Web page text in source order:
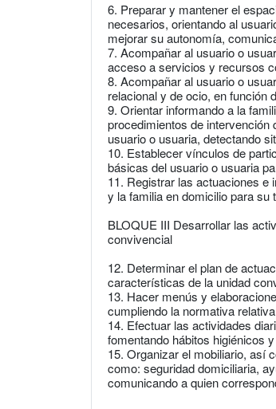
6. Preparar y mantener el
necesarios, orientando al
mejorar su autonomía,
7. Acompañar al usuario o
acceso a servicios y recursos
8. Acompañar al usuario o
relacional y de ocio, en función
9. Orientar informando a la
procedimientos de
usuario o usuaria, detectando
10. Establecer vínculos de
básicas del usuario o usuaria
11. Registrar las actuaciones e
y la familia en domicilio para su
BLOQUE III Desarrollar las
convivencial
12. Determinar el plan de
características de la unidad
13. Hacer menús y
cumpliendo la normativa
14. Efectuar las actividades
fomentando hábitos higiénicos
15. Organizar el mobiliario, así
como: seguridad domiciliaria,
comunicando a quien